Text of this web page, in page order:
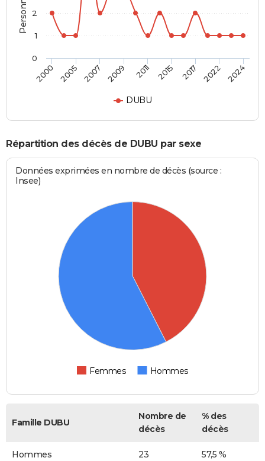
DUBU
2000 2005 2007 2009 2011 2015 2017 2022 2024
0
1
2
Répartition des décès de DUBU par sexe
Données exprimées en nombre de décès (source :
Insee)
Femmes Hommes
Famille DUBU
Nombre de
décès
% des
décès
Hommes 23 57,5 %